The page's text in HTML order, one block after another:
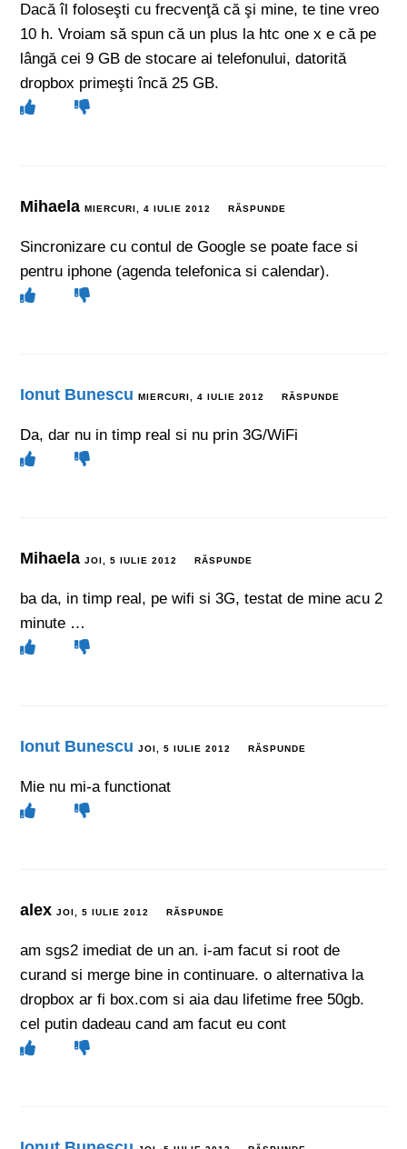
Dacă îl foloseşti cu frecvenţă că şi mine, te tine vreo
10 h. Vroiam să spun că un plus la htc one x e că pe
lângă cei 9 GB de stocare ai telefonului, datorită
dropbox primeşti încă 25 GB.
MihaelaMIERCURI, 4 IULIE 2012 RĂSPUNDE
Sincronizare cu contul de Google se poate face si
pentru iphone (agenda telefonica si calendar).
Ionut Bunescu MIERCURI, 4 IULIE 2012 RĂSPUNDE
Da, dar nu in timp real si nu prin 3G/WiFi
MihaelaJOI, 5 IULIE 2012 RĂSPUNDE
ba da, in timp real, pe wifi si 3G, testat de mine acu 2
minute …
Ionut Bunescu JOI, 5 IULIE 2012 RĂSPUNDE
Mie nu mi-a functionat
alexJOI, 5 IULIE 2012 RĂSPUNDE
am sgs2 imediat de un an. i-am facut si root de
curand si merge bine in continuare. o alternativa la
dropbox ar fi box.com si aia dau lifetime free 50gb.
cel putin dadeau cand am facut eu cont